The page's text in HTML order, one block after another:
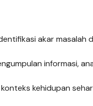
akar masalah
informasi,
kehidupan